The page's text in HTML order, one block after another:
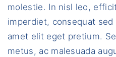
molestie. In nisl leo,
imperdiet, consequat
amet elit eget pretium.
metus, ac malesuada